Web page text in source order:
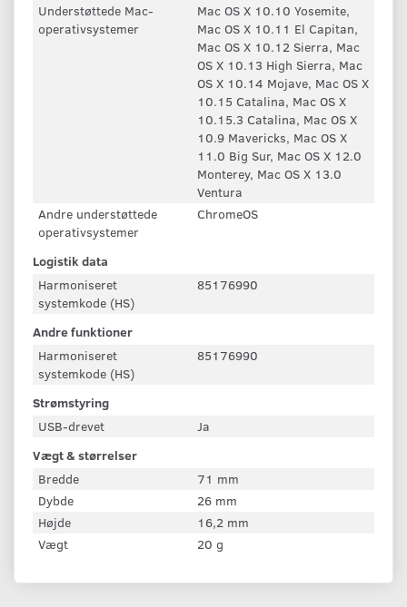
Understøttede Mac-
operativsystemer
Mac OS X 10.10 Yosemite,
Mac OS X 10.11 El Capitan,
Mac OS X 10.12 Sierra, Mac
OS X 10.13 High Sierra, Mac
OS X 10.14 Mojave, Mac OS X
10.15 Catalina, Mac OS X
10.15.3 Catalina, Mac OS X
10.9 Mavericks, Mac OS X
11.0 Big Sur, Mac OS X 12.0
Monterey, Mac OS X 13.0
Ventura
Andre understøttede
operativsystemer
ChromeOS
Logistik data
Harmoniseret
systemkode (HS)
85176990
Andre funktioner
Harmoniseret
systemkode (HS)
85176990
Strømstyring
USB-drevet
Ja
Vægt & størrelser
Bredde
71 mm
Dybde
26 mm
Højde
16,2 mm
Vægt
20 g